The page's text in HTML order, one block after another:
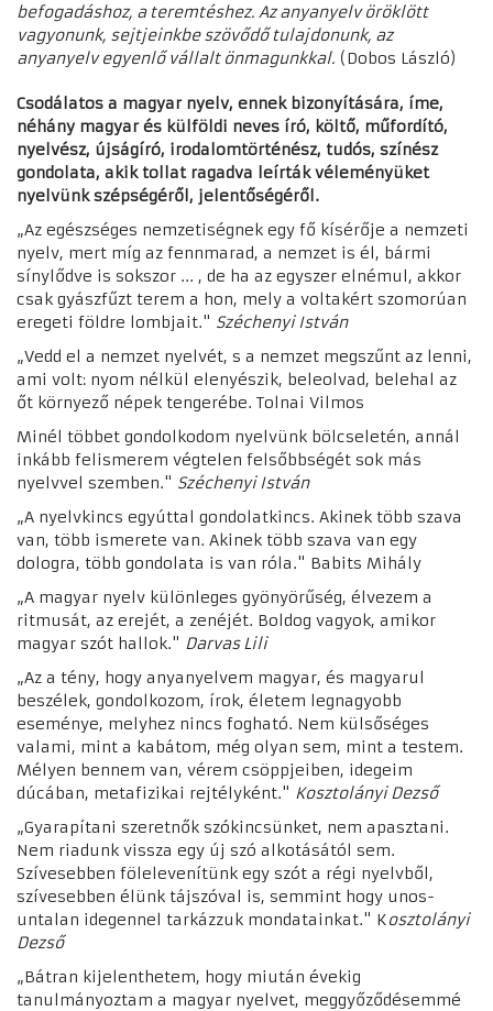
befogadáshoz, a teremtéshez. Az anyanyelv öröklött
vagyonunk, sejtjeinkbe szövődő tulajdonunk, az
anyanyelv egyenlő vállalt önmagunkkal. (Dobos László)
Csodálatos a magyar nyelv, ennek bizonyítására, íme,
néhány magyar és külföldi neves író, költő, műfordító,
nyelvész, újságíró, irodalomtörténész, tudós, színész
gondolata, akik tollat ragadva leírták véleményüket
nyelvünk szépségéről, jelentőségéről.
„Az egészséges nemzetiségnek egy fő kísérője a nemzeti
nyelv, mert míg az fennmarad, a nemzet is él, bármi
sínylődve is sokszor ... , de ha az egyszer elnémul, akkor
csak gyászfűzt terem a hon, mely a voltakért szomorúan
eregeti földre lombjait." Széchenyi István
„Vedd el a nemzet nyelvét, s a nemzet megszűnt az lenni,
ami volt: nyom nélkül elenyészik, beleolvad, belehal az
őt környező népek tengerébe. Tolnai Vilmos
Minél többet gondolkodom nyelvünk bölcseletén, annál
inkább felismerem végtelen felsőbbségét sok más
nyelvvel szemben." Széchenyi István
„A nyelvkincs egyúttal gondolatkincs. Akinek több szava
van, több ismerete van. Akinek több szava van egy
dologra, több gondolata is van róla." Babits Mihály
„A magyar nyelv különleges gyönyörűség, élvezem a
ritmusát, az erejét, a zenéjét. Boldog vagyok, amikor
magyar szót hallok." Darvas Lili
„Az a tény, hogy anyanyelvem magyar, és magyarul
beszélek, gondolkozom, írok, életem legnagyobb
eseménye, melyhez nincs fogható. Nem külsőséges
valami, mint a kabátom, még olyan sem, mint a testem.
Mélyen bennem van, vérem csöppjeiben, idegeim
dúcában, metafizikai rejtélyként." Kosztolányi Dezső
„Gyarapítani szeretnők szókincsünket, nem apasztani.
Nem riadunk vissza egy új szó alkotásától sem.
Szívesebben fölelevenítünk egy szót a régi nyelvből,
szívesebben élünk tájszóval is, semmint hogy unos-
untalan idegennel tarkázzuk mondatainkat." Kosztolányi
Dezső
„Bátran kijelenthetem, hogy miután évekig
tanulmányoztam a magyar nyelvet, meggyőződésemmé